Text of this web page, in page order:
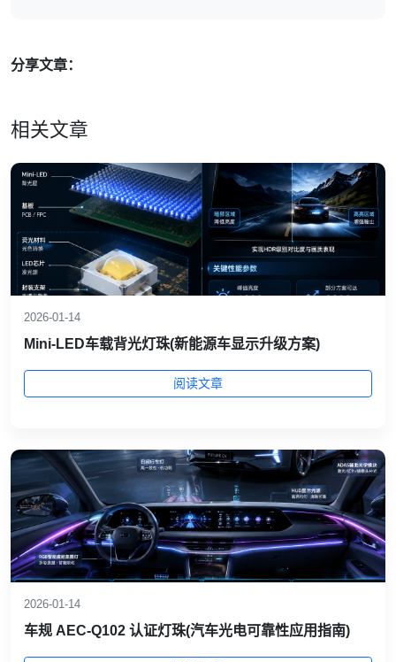
分享文章：
相关文章
2026-01-14
Mini‑LED车载背光灯珠(新能源车显示升级方案)
阅读文章
2026-01-14
车规 AEC‑Q102 认证灯珠(汽车光电可靠性应用指南)